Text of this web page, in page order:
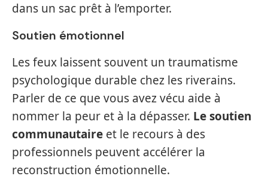
dans un sac prêt à l’emporter.
Soutien émotionnel
Les feux laissent souvent un traumatisme
psychologique durable chez les riverains.
Parler de ce que vous avez vécu aide à
nommer la peur et à la dépasser. Le soutien
communautaire et le recours à des
professionnels peuvent accélérer la
reconstruction émotionnelle.